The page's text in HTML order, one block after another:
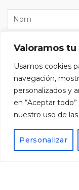
Valoramos
Usamos cookies
navegación,
personalizados y
en “Aceptar
nuestro uso de
Personalizar
He llegit i